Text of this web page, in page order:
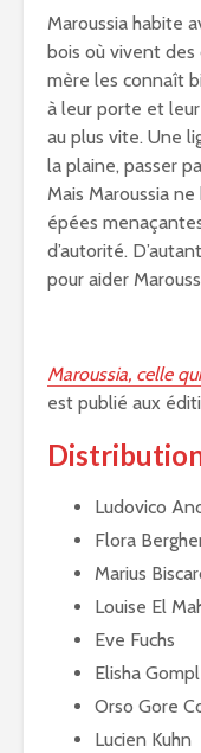
Maroussia habite
bois où vivent des
mère les connaît
à leur porte et
au plus vite. Une
la plaine, passer
Mais Maroussia
épées
d’autorité.
pour aider
Maroussia, celle
est publié aux
Ludovico
Flora
Marius
Louise El
Eve Fuchs
Elisha
Orso Gore
Lucien Kuhn